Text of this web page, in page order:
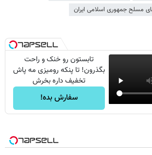
مسلح جمهوری اسلامی ایران
تابستون رو خنک و راحت
بگذرون! تا پنکه رومیزی مه پاش
تخفیف داره بخرش
سفارش بده!